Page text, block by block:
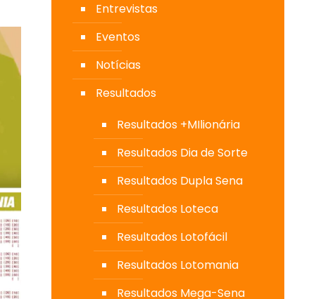
Entrevistas
Eventos
Notícias
Resultados
Resultados +MIlionária
Resultados Dia de Sorte
Resultados Dupla Sena
Resultados Loteca
Resultados Lotofácil
Resultados Lotomania
Resultados Mega-Sena